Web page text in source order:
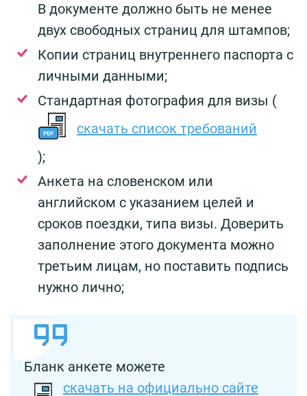
В документе должно быть не менее
двух свободных страниц для штампов;
Копии страниц внутреннего паспорта с
личными данными;
Стандартная фотография для визы (
скачать список требований
);
Анкета на словенском или
английском с указанием целей и
сроков поездки, типа визы. Доверить
заполнение этого документа можно
третьим лицам, но поставить подпись
нужно лично;
Бланк анкете можете
скачать на официально сайте